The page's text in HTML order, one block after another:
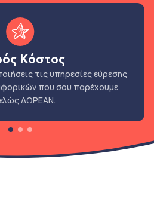
Κόστος
τις υπηρεσίες εύρεσης
που σου παρέχουμε
ΔΩΡΕΑΝ.